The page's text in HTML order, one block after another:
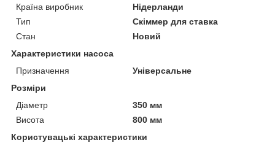
Країна виробник
Нідерланди
Тип
Скіммер для ставка
Стан
Новий
Характеристики насоса
Призначення
Універсальне
Розміри
Діаметр
350 мм
Висота
800 мм
Користувацькі характеристики